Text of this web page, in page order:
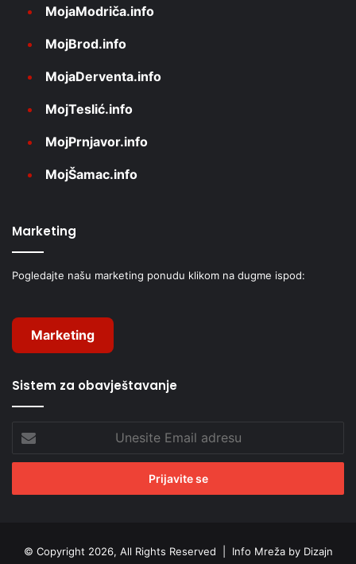
MojaModriča.info
MojBrod.info
MojaDerventa.info
MojTeslić.info
MojPrnjavor.info
MojŠamac.info
Marketing
Pogledajte našu marketing ponudu klikom na dugme ispod:
Marketing
Sistem za obavještavanje
Email
adresu
© Copyright 2026, All Rights Reserved | Info Mreža by Dizajn